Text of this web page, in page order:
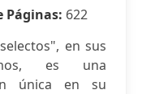
Páginas: 622
en sus
es una
única en su